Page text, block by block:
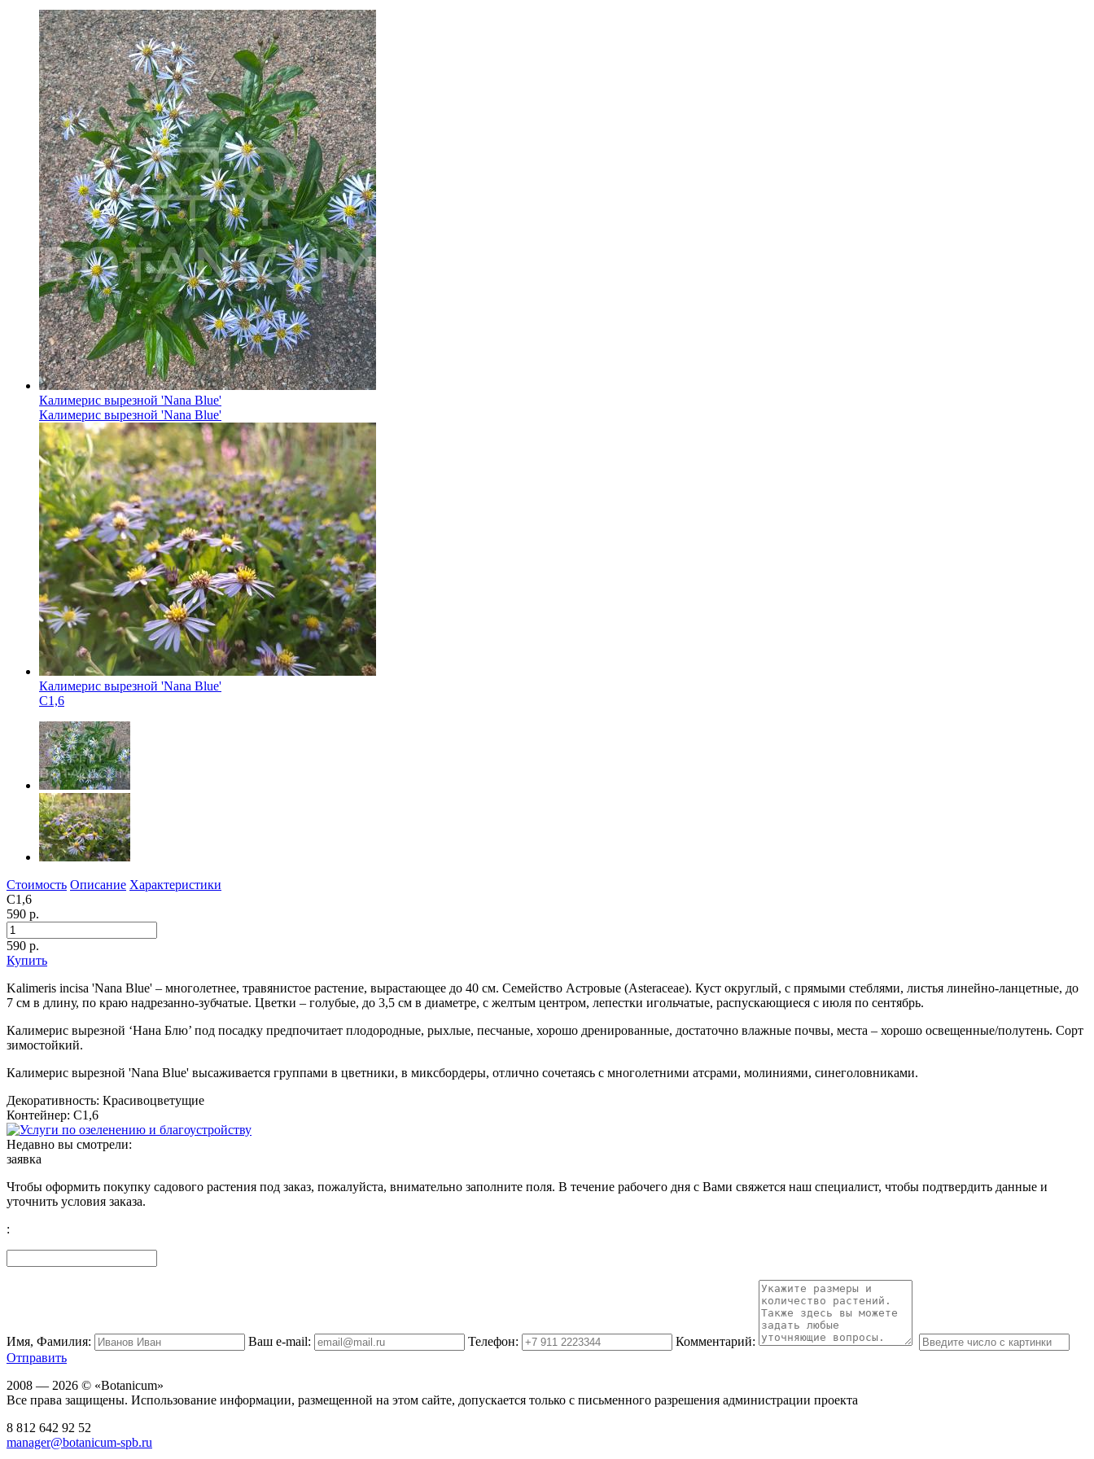
Калимерис вырезной 'Nana Blue'
Калимерис вырезной 'Nana Blue'
Калимерис вырезной 'Nana Blue'
С1,6
Стоимость Описание Характеристики
С1,6
590 р.
590 р.
Купить
Kalimeris incisa 'Nana Blue' – многолетнее, травянистое растение, вырастающее до 40 см. Семейство Астровые (Asteraceae). Куст округлый, с прямыми стеблями, листья линейно-ланцетные, до
7 см в длину, по краю надрезанно-зубчатые. Цветки – голубые, до 3,5 см в диаметре, с желтым центром, лепестки игольчатые, распускающиеся с июля по сентябрь.
Калимерис вырезной ‘Нана Блю’ под посадку предпочитает плодородные, рыхлые, песчаные, хорошо дренированные, достаточно влажные почвы, места – хорошо освещенные/полутень. Сорт
зимостойкий.
Калимерис вырезной 'Nana Blue' высаживается группами в цветники, в миксбордеры, отлично сочетаясь с многолетними атсрами, молиниями, синеголовниками.
Декоративность: Красивоцветущие
Контейнер: С1,6
Недавно вы смотрели:
заявка
Чтобы оформить покупку садового растения под заказ, пожалуйста, внимательно заполните поля. В течение рабочего дня с Вами свяжется наш специалист, чтобы подтвердить данные и
уточнить условия заказа.
:
Имя, Фамилия: Ваш e-mail: Телефон:
Комментарий:
Отправить
2008 — 2026 © «Botanicum»
Все права защищены. Использование информации, размещенной на этом сайте, допускается только с письменного разрешения администрации проекта
8 812 642 92 52
manager@botanicum-spb.ru